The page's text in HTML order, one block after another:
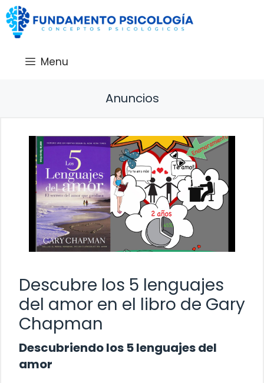
Saltar
al
contenido
Menu
Anuncios
Descubre los 5 lenguajes
del amor en el libro de Gary
Chapman
Descubriendo los 5 lenguajes del
amor